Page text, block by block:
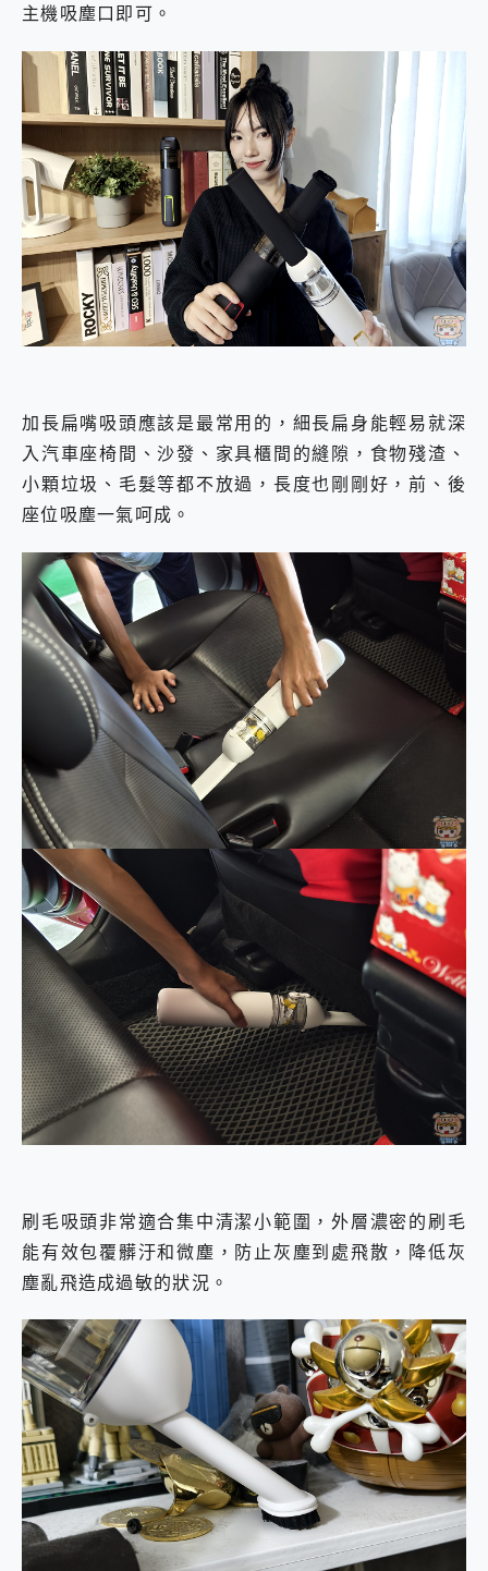
主機吸塵口即可。
加長扁嘴吸頭應該是最常用的，細長扁身能輕易就深
入汽車座椅間、沙發、家具櫃間的縫隙，食物殘渣、
小顆垃圾、毛髮等都不放過，長度也剛剛好，前、後
座位吸塵一氣呵成。
刷毛吸頭非常適合集中清潔小範圍，外層濃密的刷毛
能有效包覆髒汙和微塵，防止灰塵到處飛散，降低灰
塵亂飛造成過敏的狀況。